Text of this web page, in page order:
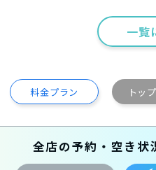
一覧
料金プラン トッ
全店の予約・空き状